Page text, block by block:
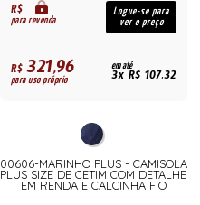
R$
para revenda
Logue-se para
ver o preço
R$321,96
para uso próprio
em até
3x R$ 107,32
00606-MARINHO PLUS - CAMISOLA
PLUS SIZE DE CETIM COM DETALHE
EM RENDA E CALCINHA FIO